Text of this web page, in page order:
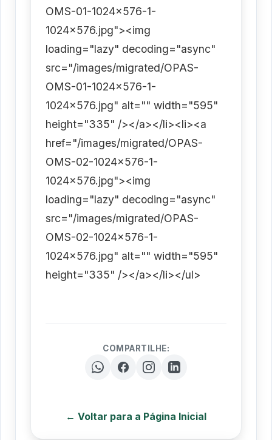
OMS-01-1024x576-1-
1024x576.jpg"><img
loading="lazy" decoding="async"
src="/images/migrated/OPAS-
OMS-01-1024x576-1-
1024x576.jpg" alt="" width="595"
height="335" /></a></li><li><a
href="/images/migrated/OPAS-
OMS-02-1024x576-1-
1024x576.jpg"><img
loading="lazy" decoding="async"
src="/images/migrated/OPAS-
OMS-02-1024x576-1-
1024x576.jpg" alt="" width="595"
height="335" /></a></li></ul>
COMPARTILHE:
← Voltar para a Página Inicial